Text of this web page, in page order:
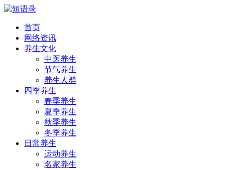
首页
网络资讯
养生文化
中医养生
节气养生
养生人群
四季养生
春季养生
夏季养生
秋季养生
冬季养生
日常养生
运动养生
名家养生